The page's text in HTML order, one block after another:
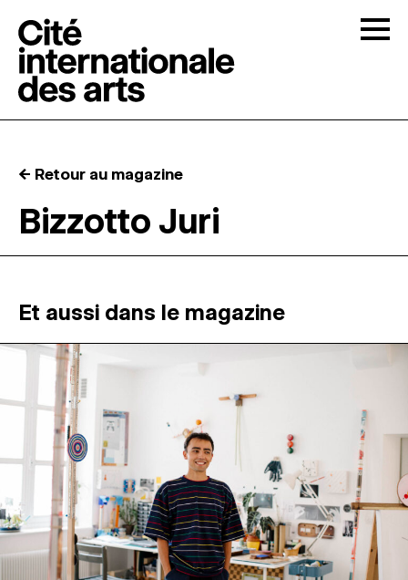
RÉSIDENCES ↓
ATELIERS OUVERTS
PROGRAMMATION
MAGAZINE
ESPACES DE PRATIQUE ARTISTIQUE ↓
Recherche
Connexion
← Retour au magazine
Bizzotto Juri
Et aussi dans le magazine